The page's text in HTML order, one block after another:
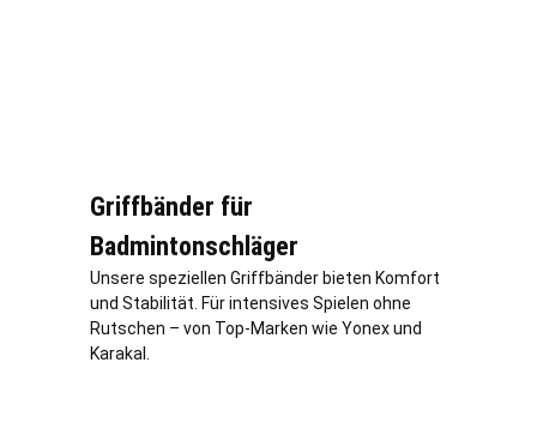
Griffbänder für
Badmintonschläger
Unsere speziellen Griffbänder bieten Komfort
und Stabilität. Für intensives Spielen ohne
Rutschen – von Top-Marken wie Yonex und
Karakal.